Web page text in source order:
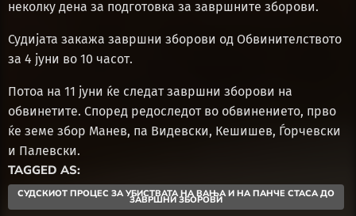
неколку дена за подготовка за завршните зборови.
Судијата закажа завршни зборови од Обвинителството
за 4 јуни во 10 часот.
Потоа на 11 јуни ќе следат завршни зборови на
обвинетите. Според редоследот во обвинението, прво
ќе земе збор Манев, па Видевски, Кешишев, Ѓорчевски
и Палевски.
TAGGED AS:
СУДСКИОТ ПРОЦЕС ЗА УБИСТВАТА НА ВАЊА И НА ПАНЧЕ СТАСА ДО
ЗАВРШНИ ЗБОРОВИ